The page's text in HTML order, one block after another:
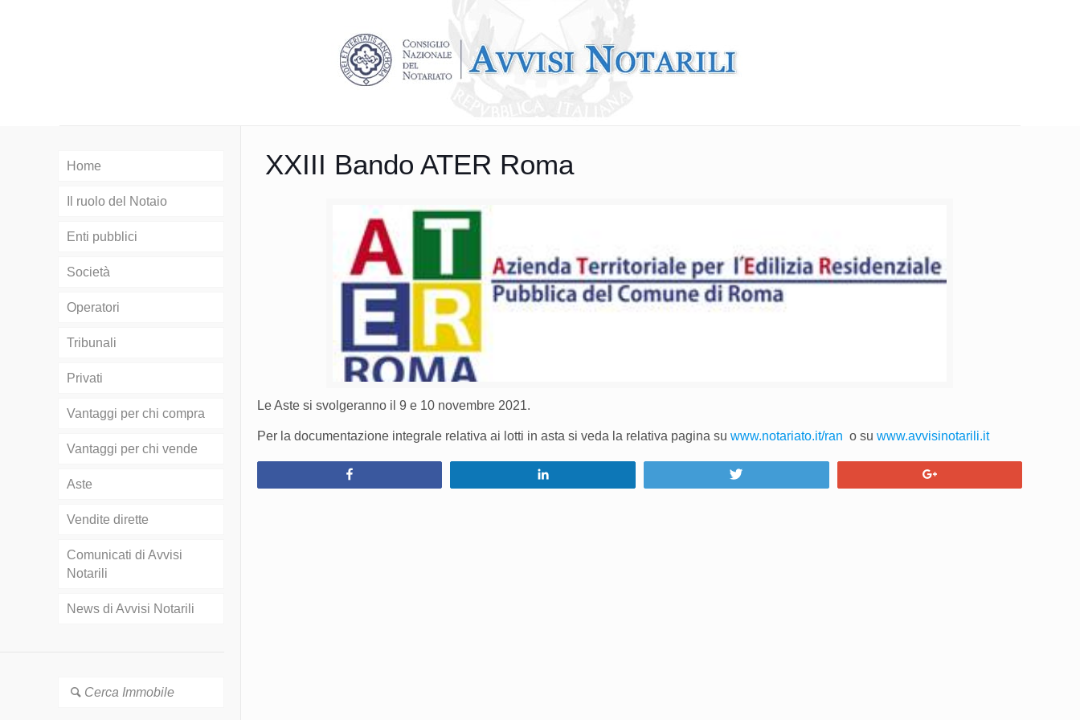
XXIII Bando ATER Roma
Le Aste si svolgeranno il 9 e 10 novembre 2021.
Per la documentazione integrale relativa ai lotti in asta si veda la relativa pagina su www.notariato.it/ran o su www.avvisinotarili.it
Home
Il ruolo del Notaio
Enti pubblici
Società
Operatori
Tribunali
Privati
Vantaggi per chi compra
Vantaggi per chi vende
Aste
Vendite dirette
Comunicati di Avvisi
Notarili
News di Avvisi Notarili
Cerca Immobile